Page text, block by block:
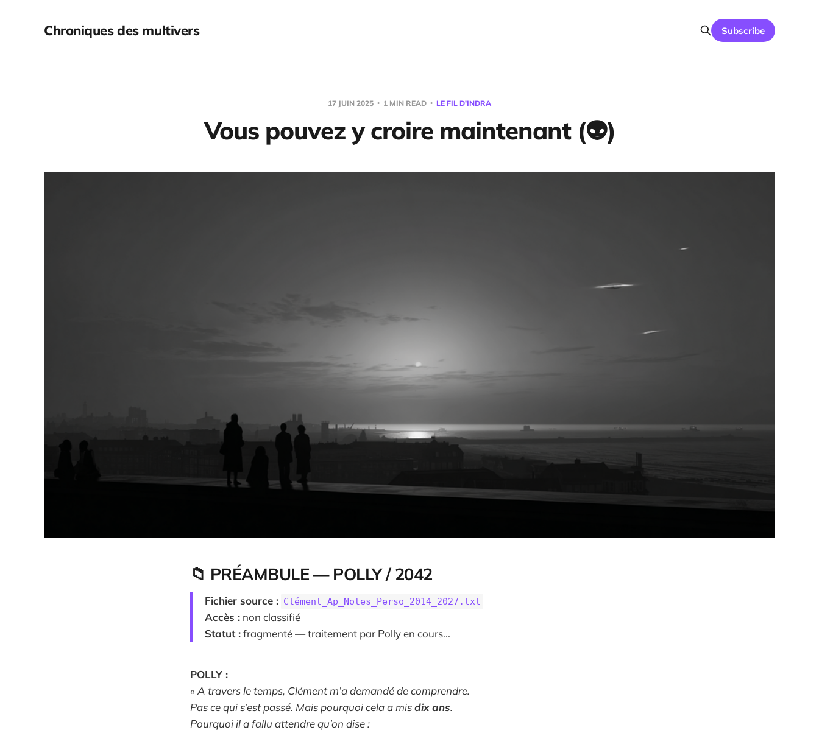
Chroniques des multivers Subscribe
17 JUIN 2025 1 MIN READ LE FIL D'INDRA
Vous pouvez y croire maintenant (👽️)
📁 PRÉAMBULE — POLLY / 2042
Fichier source : Clément_Ap_Notes_Perso_2014_2027.txt
Accès : non classifié
Statut :fragmenté — traitement par Polly en cours...
POLLY :
« A travers le temps, Clément m’a demandé de comprendre.
Pas ce qui s’est passé. Mais pourquoi cela a misdix ans.
Pourquoi il a fallu attendre qu’on dise :